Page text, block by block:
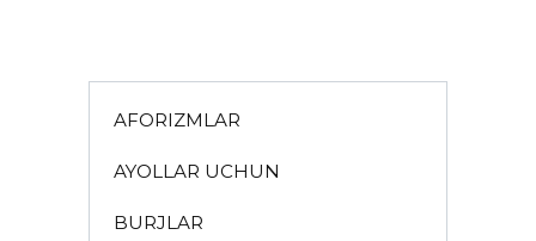
AFORIZMLAR
AYOLLAR UCHUN
BURJLAR